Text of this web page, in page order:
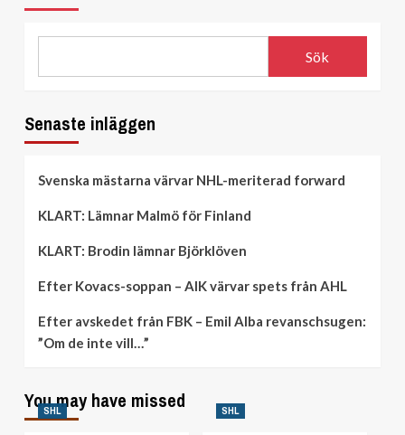
Sök
Senaste inläggen
Svenska mästarna värvar NHL-meriterad forward
KLART: Lämnar Malmö för Finland
KLART: Brodin lämnar Björklöven
Efter Kovacs-soppan – AIK värvar spets från AHL
Efter avskedet från FBK – Emil Alba revanschsugen:
”Om de inte vill…”
You may have missed
SHL SHL